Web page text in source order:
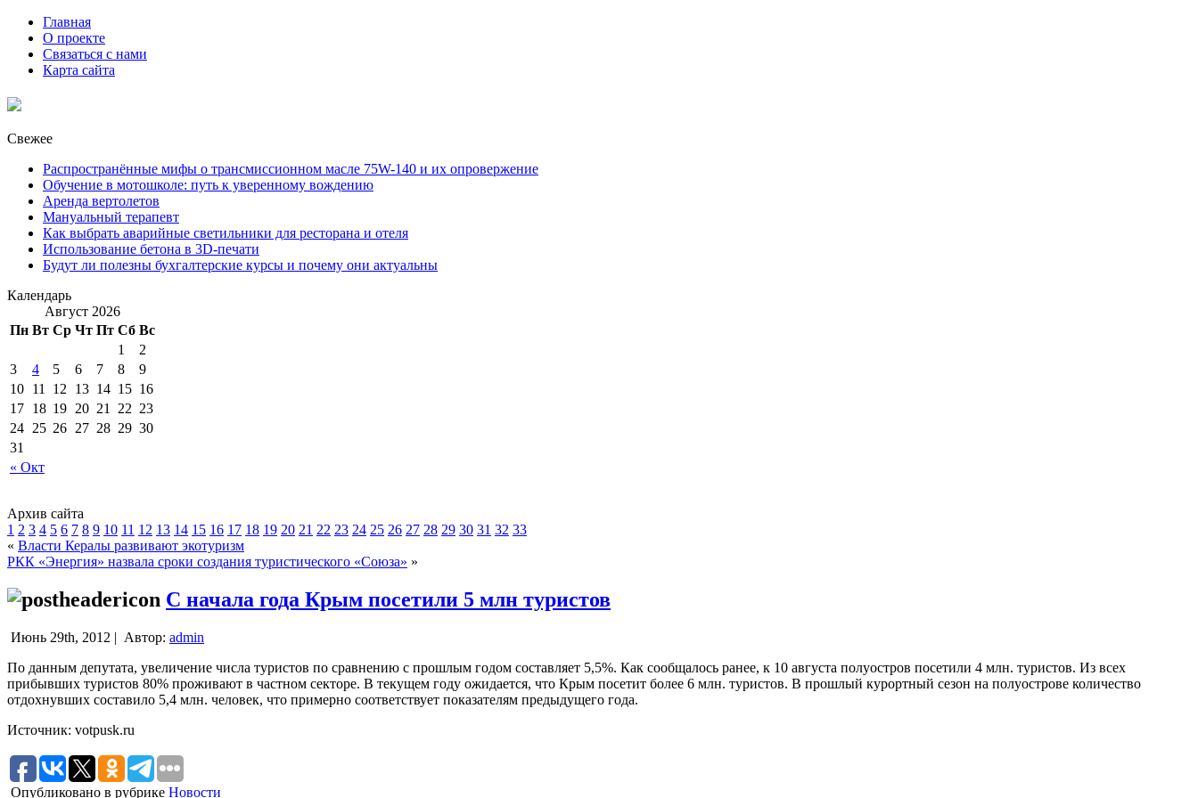
Главная
О проекте
Связаться с нами
Карта сайта
Свежее
Распространённые мифы о трансмиссионном масле 75W-140 и их опровержение
Обучение в мотошколе: путь к уверенному вождению
Аренда вертолетов
Мануальный терапевт
Как выбрать аварийные светильники для ресторана и отеля
Использование бетона в 3D-печати
Будут ли полезны бухгалтерские курсы и почему они актуальны
Календарь
Август 2026
Пн Вт Ср Чт Пт Сб Вс
« Окт
1
2
3
4 5 6 7 8
9
10 11 12 13 14 15 16
17 18 19 20 21 22 23
24 25 26 27 28 29 30
31
Архив сайта
1 2 3 4 5 6 7 8 9 10 11 12 13 14 15 16 17 18 19 20 21 22 23 24 25 26 27 28 29 30 31 32 33
« Власти Кералы развивают экотуризм
РКК «Энергия» назвала сроки создания туристического «Союза» »
С начала года Крым посетили 5 млн туристов
Июнь 29th, 2012 | Автор: admin
По данным депутата, увеличение числа туристов по сравнению с прошлым годом составляет 5,5%. Как сообщалось ранее, к 10 августа полуостров посетили 4 млн. туристов. Из всех
прибывших туристов 80% проживают в частном секторе. В текущем году ожидается, что Крым посетит более 6 млн. туристов. В прошлый курортный сезон на полуострове количество
отдохнувших составило 5,4 млн. человек, что примерно соответствует показателям предыдущего года.
Источник: votpusk.ru
Опубликовано в рубрике Новости